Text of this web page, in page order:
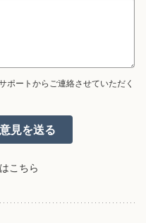
ポートからご連絡させていただく
はこちら